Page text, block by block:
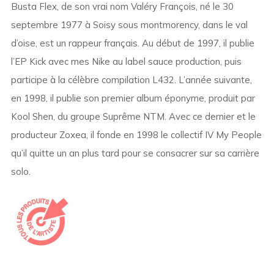
Busta Flex, de son vrai nom Valéry François, né le 30
septembre 1977 à Soisy sous montmorency, dans le val
d’oise, est un rappeur français. Au début de 1997, il publie
l’EP Kick avec mes Nike au label sauce production, puis
participe à la célèbre compilation L432. L’année suivante,
en 1998, il publie son premier album éponyme, produit par
Kool Shen, du groupe Suprême NTM. Avec ce dernier et le
producteur Zoxea, il fonde en 1998 le collectif IV My People
qu’il quitte un an plus tard pour se consacrer sur sa carrière
solo.